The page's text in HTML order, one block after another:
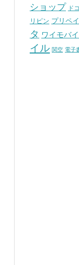
ショップ ド
リピン プリペ
タ ワイモバ
イル 関空 電子